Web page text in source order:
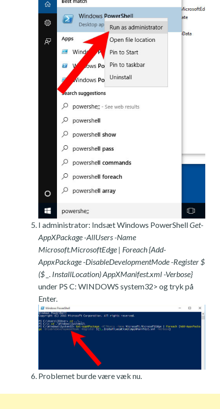
I administrator: Indsæt Windows PowerShellGet-
AppXPackage -AllUsers -Name
Microsoft.MicrosoftEdge | Foreach {Add-
AppxPackage -DisableDevelopmentMode -Register $
($ _. InstallLocation) AppXManifest.xml -Verbose}
under PS C: WINDOWS system32> og tryk på
Enter.
Problemet burde være væk nu.